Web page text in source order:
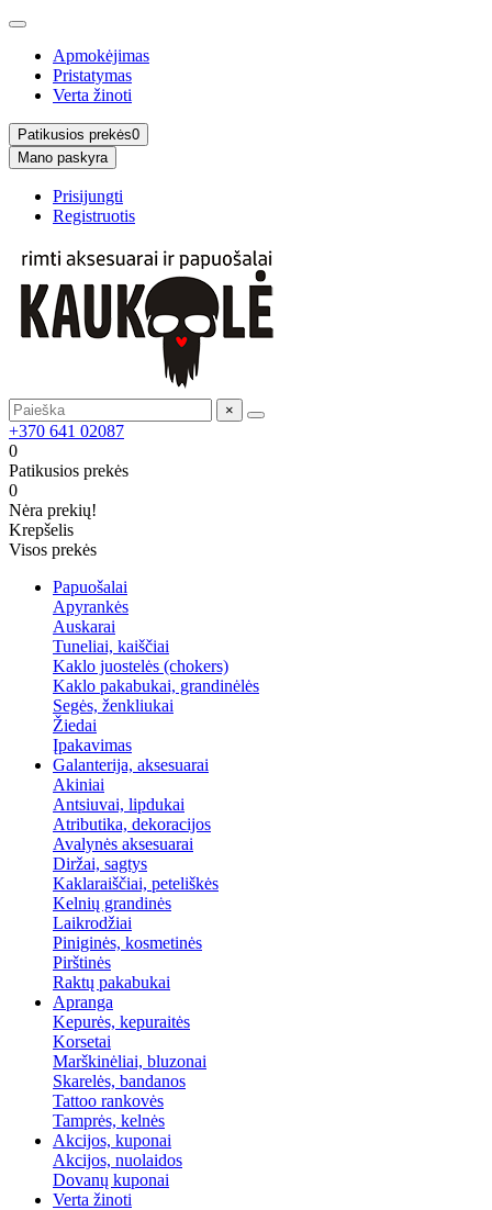
Apmokėjimas
Pristatymas
Verta žinoti
Patikusios prekės0
Mano paskyra
Prisijungti
Registruotis
×
+370 641 02087
0
Patikusios prekės
0
Nėra prekių!
Krepšelis
Visos prekės
Papuošalai
Apyrankės
Auskarai
Tuneliai, kaiščiai
Kaklo juostelės (chokers)
Kaklo pakabukai, grandinėlės
Segės, ženkliukai
Žiedai
Įpakavimas
Galanterija, aksesuarai
Akiniai
Antsiuvai, lipdukai
Atributika, dekoracijos
Avalynės aksesuarai
Diržai, sagtys
Kaklaraiščiai, peteliškės
Kelnių grandinės
Laikrodžiai
Piniginės, kosmetinės
Pirštinės
Raktų pakabukai
Apranga
Kepurės, kepuraitės
Korsetai
Marškinėliai, bluzonai
Skarelės, bandanos
Tattoo rankovės
Tamprės, kelnės
Akcijos, kuponai
Akcijos, nuolaidos
Dovanų kuponai
Verta žinoti